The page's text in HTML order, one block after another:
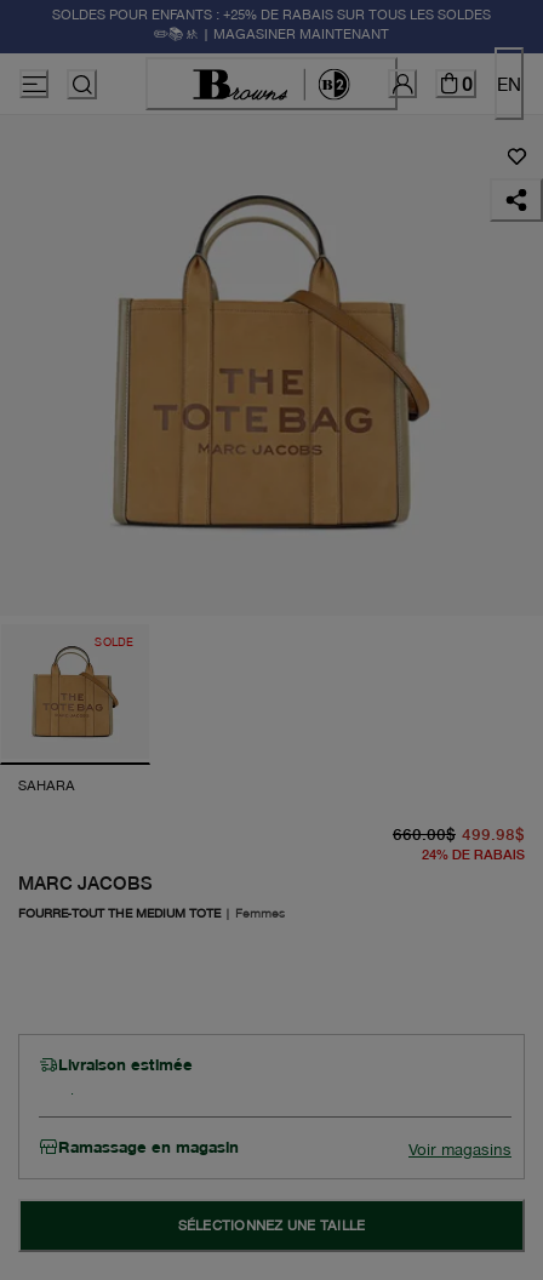
SOLDES POUR ENFANTS : +25% DE RABAIS SUR TOUS LES SOLDES
✏️📚🚸 | MAGASINER MAINTENANT
0 EN
SOLDE
SAHARA
MARC JACOBS
FOURRE-TOUT THE MEDIUM TOTE| Femmes
660.00$ 499.98$
24% DE RABAIS
Livraison estimée
Ramassage en magasin Voir magasins
SÉLECTIONNEZ UNE TAILLE